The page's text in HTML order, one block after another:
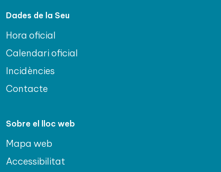
Dades de la Seu
Hora oficial
Calendari oficial
Incidències
Contacte
Sobre el lloc web
Mapa web
Accessibilitat